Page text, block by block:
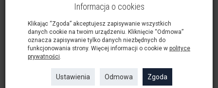
Kaboszon Preciosa Żółty Okrągły 8 mm
3,00 zł
Informacja o cookies
Klikając “Zgoda” akceptujesz zapisywanie wszystkich
danych cookie na twoim urządzeniu. Kliknięcie “Odmowa”
oznacza zapisywanie tylko danych niezbędnych do
funkcjonowania strony. Więcej informacji o cookie w polityce
prywatności.
Ustawienia Odmowa Zgoda